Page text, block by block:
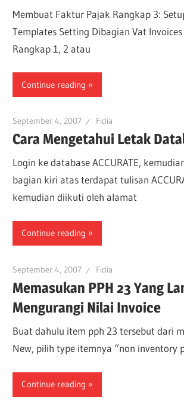
Membuat Faktur Pajak Rangkap 3:
Templates Setting Dibagian Vat
Rangkap 1, 2 atau
Continue reading
September 4, 2007 Fidia
Cara Mengetahui Letak
Login ke database ACCURATE,
bagian kiri atas terdapat tulisan
kemudian diikuti oleh alamat
Continue reading
September 4, 2007 Fidia
Memasukan PPH 23 Yang
Mengurangi Nilai Invoice
Buat dahulu item pph 23 tersebut dari
New, pilih type itemnya “non inventory
Continue reading